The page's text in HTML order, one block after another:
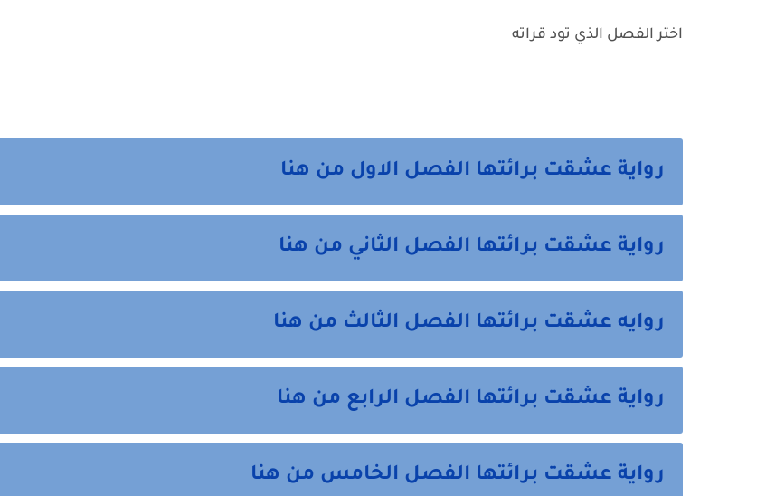
اختر الفصل الذي تود قراته
رواية عشقت برائتها الفصل الاول من هنا
رواية عشقت برائتها الفصل الثاني من هنا
روايه عشقت برائتها الفصل الثالث من هنا
رواية عشقت برائتها الفصل الرابع من هنا
رواية عشقت برائتها الفصل الخامس من هنا